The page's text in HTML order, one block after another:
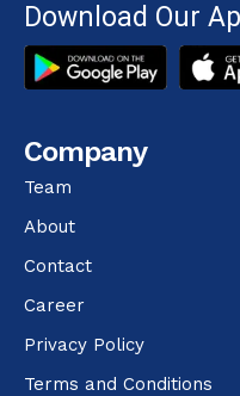
Download Our
Company
Team
About
Contact
Career
Privacy Policy
Terms and Conditions